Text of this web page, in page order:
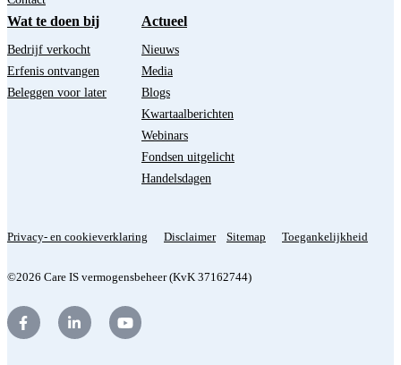
Wat te doen bij
Bedrijf verkocht
Erfenis ontvangen
Beleggen voor later
Actueel
Nieuws
Media
Blogs
Kwartaalberichten
Webinars
Fondsen uitgelicht
Handelsdagen
Privacy- en cookieverklaring Disclaimer Sitemap Toegankelijkheid
©2026 Care IS vermogensbeheer (KvK 37162744)